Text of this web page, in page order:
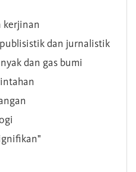
kerjinan
dan jurnalistik
dan gas bumi